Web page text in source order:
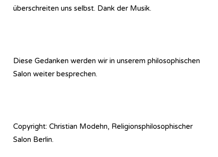
überschreiten uns selbst. Dank der Musik.
Diese Gedanken werden wir in unserem philosophischen
Salon weiter besprechen.
Copyright: Christian Modehn, Religionsphilosophischer
Salon Berlin.